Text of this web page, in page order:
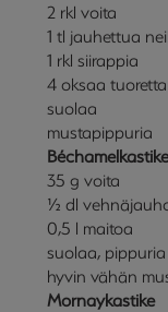
2 rkl voita
1 tl jauhettua
1 rkl siirappia
4 oksaa
suolaa
mustapippuria
Béchamelkastike
35 g voita
½ dl
0,5 l maitoa
suolaa, pippuria
hyvin vähän
Mornaykastike